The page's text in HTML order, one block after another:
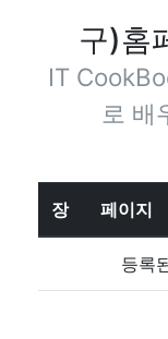
구)홈
IT
로 배
장 페이지
등록